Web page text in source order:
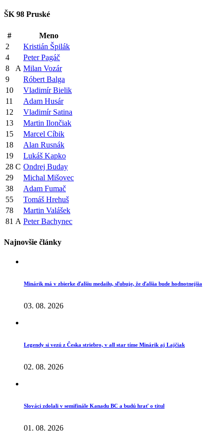
ŠK 98 Pruské
#
Meno
2
Kristián Špilák
4
Peter Pagáč
8
A Milan Vozár
9
Róbert Balga
10
Vladimír Bielik
11
Adam Husár
12
Vladimír Satina
13
Martin Ilončiak
15
Marcel Cíbik
18
Alan Rusnák
19
Lukáš Kapko
28 C Ondrej Buday
29
Michal Mišovec
38
Adam Fumač
55
Tomáš Hrehuš
78
Martin Valášek
81 A Peter Bachynec
Najnovšie články
Minárik má v zbierke ďalšiu medailu, sľubuje, že ďalšia bude hodnotnejšia
03. 08. 2026
Legendy si vezú z Česka striebro, v all star tíme Minárik aj Lajčiak
02. 08. 2026
Slováci zdolali v semifinále Kanadu BC a budú hrať o titul
01. 08. 2026